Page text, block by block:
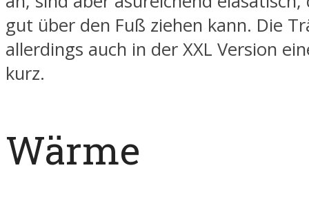
gut über den Fuß ziehen kann. Die
allerdings auch in der XXL Version
kurz.
Wärme